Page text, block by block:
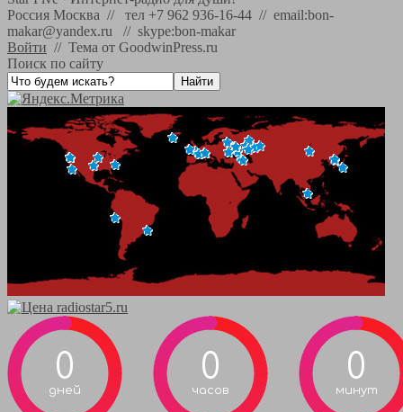
Россия Москва // тел +7 962 936-16-44 // email:bon-
makar@yandex.ru // skype:bon-makar
Войти // Тема от GoodwinPress.ru
Поиск по сайту
0
дней
0
часов
0
минут